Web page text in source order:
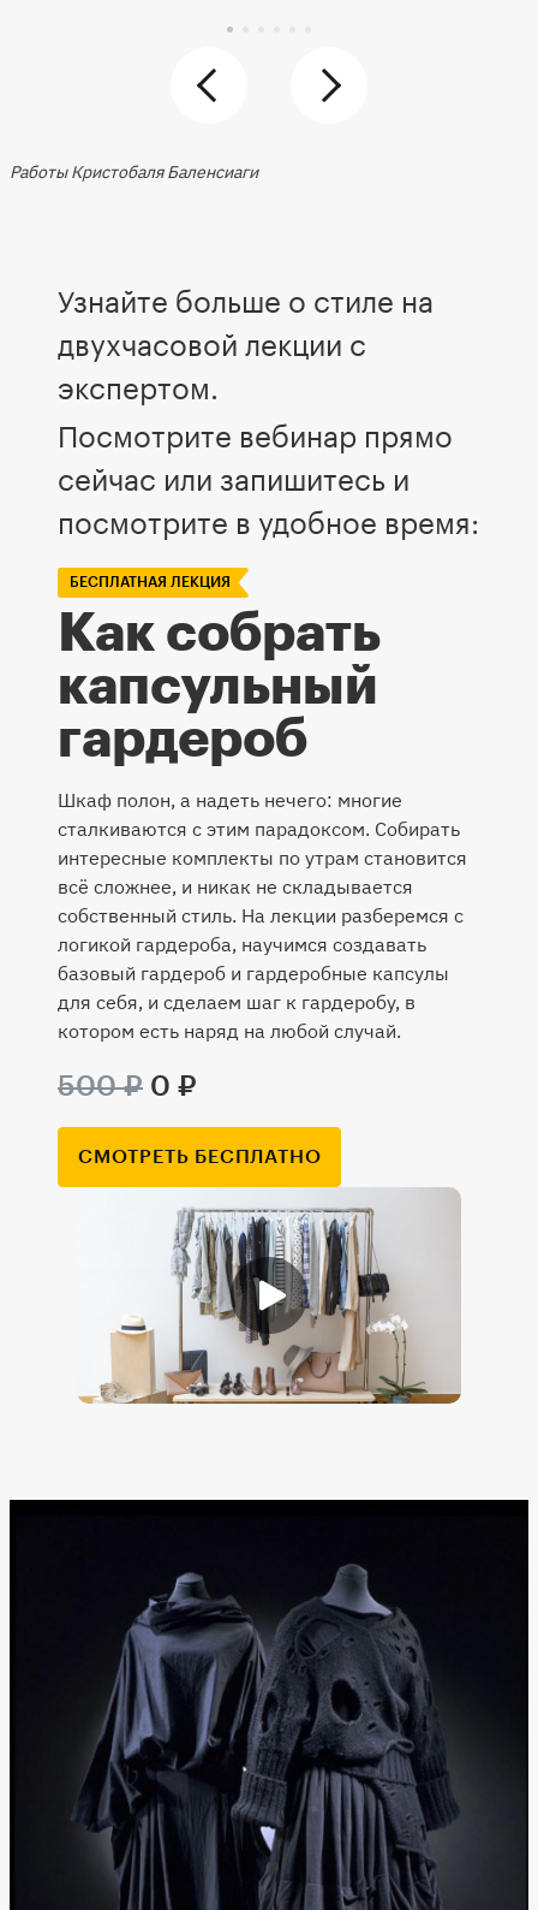
Работы Кристобаля Баленсиаги
Узнайте больше о стиле на
двухчасовой лекции с
экспертом.
Посмотрите вебинар прямо
сейчас или запишитесь и
посмотрите в удобное время:
БЕСПЛАТНАЯ ЛЕКЦИЯ
Как собрать
капсульный
гардероб
Шкаф полон, а надеть нечего: многие
сталкиваются с этим парадоксом. Собирать
интересные комплекты по утрам становится
всё сложнее, и никак не складывается
собственный стиль. На лекции разберемся с
логикой гардероба, научимся создавать
базовый гардероб и гардеробные капсулы
для себя, и сделаем шаг к гардеробу, в
котором есть наряд на любой случай.
500 ₽ 0 ₽
СМОТРЕТЬ БЕСПЛАТНО